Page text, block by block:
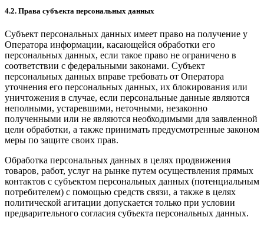
4.2. Права субъекта персональных данных
Субъект персональных данных имеет право на получение у
Оператора информации, касающейся обработки его
персональных данных, если такое право не ограничено в
соответствии с федеральными законами. Субъект
персональных данных вправе требовать от Оператора
уточнения его персональных данных, их блокирования или
уничтожения в случае, если персональные данные являются
неполными, устаревшими, неточными, незаконно
полученными или не являются необходимыми для заявленной
цели обработки, а также принимать предусмотренные законом
меры по защите своих прав.
Обработка персональных данных в целях продвижения
товаров, работ, услуг на рынке путем осуществления прямых
контактов с субъектом персональных данных (потенциальным
потребителем) с помощью средств связи, а также в целях
политической агитации допускается только при условии
предварительного согласия субъекта персональных данных.